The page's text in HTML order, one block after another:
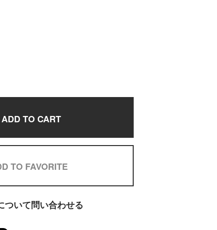
ADD TO CART
TO FAVORITE
ついて問い合わせる